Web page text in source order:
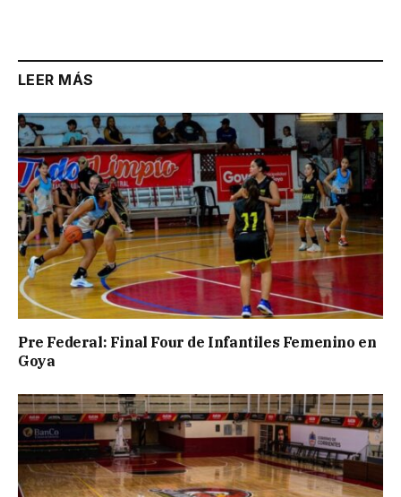
LEER MÁS
Pre Federal: Final Four de Infantiles Femenino en
Goya